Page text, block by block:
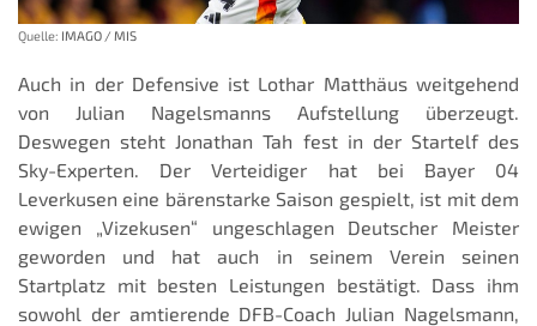
Quelle: IMAGO / MIS
Auch in der Defensive ist Lothar Matthäus weitgehend
von Julian Nagelsmanns Aufstellung überzeugt.
Deswegen steht Jonathan Tah fest in der Startelf des
Sky-Experten. Der Verteidiger hat bei Bayer 04
Leverkusen eine bärenstarke Saison gespielt, ist mit dem
ewigen „Vizekusen“ ungeschlagen Deutscher Meister
geworden und hat auch in seinem Verein seinen
Startplatz mit besten Leistungen bestätigt. Dass ihm
sowohl der amtierende DFB-Coach Julian Nagelsmann,